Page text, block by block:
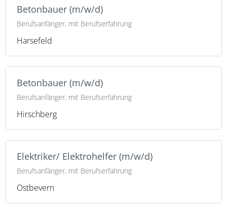
Betonbauer (m/w/d)
Berufsanfänger, mit Berufserfahrung
Harsefeld
Betonbauer (m/w/d)
Berufsanfänger, mit Berufserfahrung
Hirschberg
Elektriker/ Elektrohelfer (m/w/d)
Berufsanfänger, mit Berufserfahrung
Ostbevern